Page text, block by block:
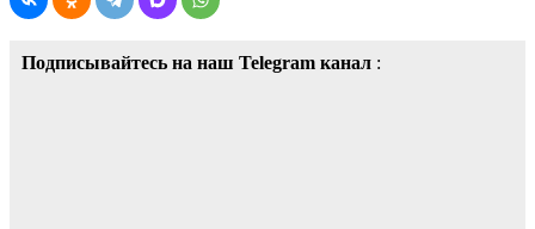
Подписывайтесь на наш Telegram канал :